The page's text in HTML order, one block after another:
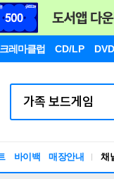
크레마클럽 CD/LP
바이백 매장안내 채